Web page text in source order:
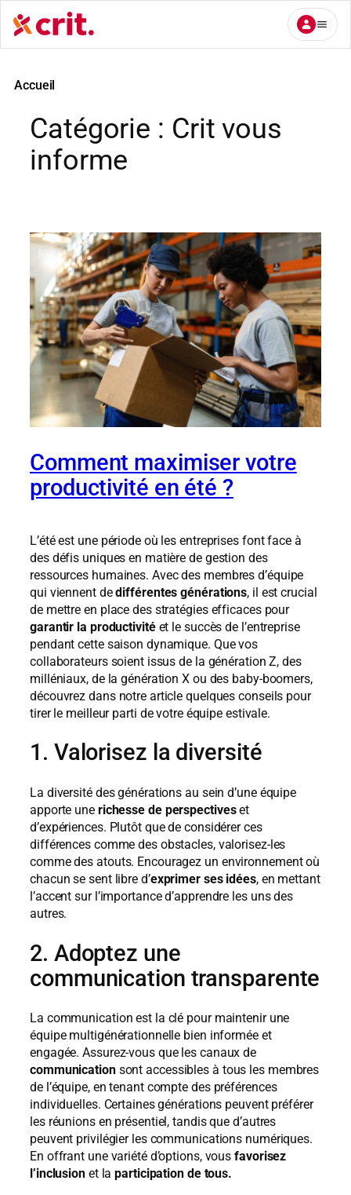
Aller
au
contenu
Accueil
Catégorie : Crit vous
informe
Comment maximiser votre
productivité en été ?
L’été est une période où les entreprises font face à
des défis uniques en matière de gestion des
ressources humaines. Avec des membres d’équipe
qui viennent dedifférentes générations, il est crucial
de mettre en place des stratégies efficaces pour
garantir la productivitéet le succès de l’entreprise
pendant cette saison dynamique. Que vos
collaborateurs soient issus de la génération Z, des
milléniaux, de la génération X ou des baby-boomers,
découvrez dans notre article quelques conseils pour
tirer le meilleur parti de votre équipe estivale.
1. Valorisez la diversité
La diversité des générations au sein d’une équipe
apporte une richesse de perspectiveset
d’expériences. Plutôt que de considérer ces
différences comme des obstacles, valorisez-les
comme des atouts. Encouragez un environnement où
chacun se sent libre d’exprimer ses idées, en mettant
l’accent sur l’importance d’apprendre les uns des
autres.
2. Adoptez une
communication transparente
La communication est la clé pour maintenir une
équipe multigénérationnelle bien informée et
engagée. Assurez-vous que les canaux de
communicationsont accessibles à tous les membres
de l’équipe, en tenant compte des préférences
individuelles. Certaines générations peuvent préférer
les réunions en présentiel, tandis que d’autres
peuvent privilégier les communications numériques.
En offrant une variété d’options, vousfavorisez
l’inclusionet laparticipation de tous.